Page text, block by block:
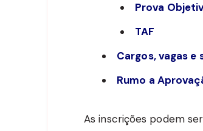
Prova
TAF
Cargos, vagas e
Rumo a
As inscrições podem